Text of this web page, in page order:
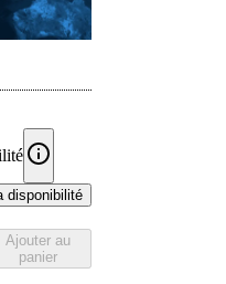
disponibilité
Ajouter au
panier